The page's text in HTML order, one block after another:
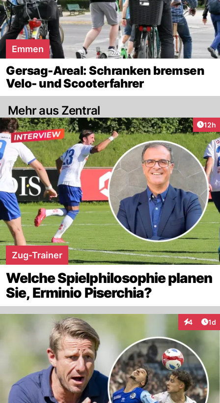
Emmen
Gersag-Areal: Schranken bremsen
Velo- und Scooterfahrer
Mehr aus Zentral
12h
Zug-Trainer
Welche Spielphilosophie planen
Sie, Erminio Piserchia?
4 1d